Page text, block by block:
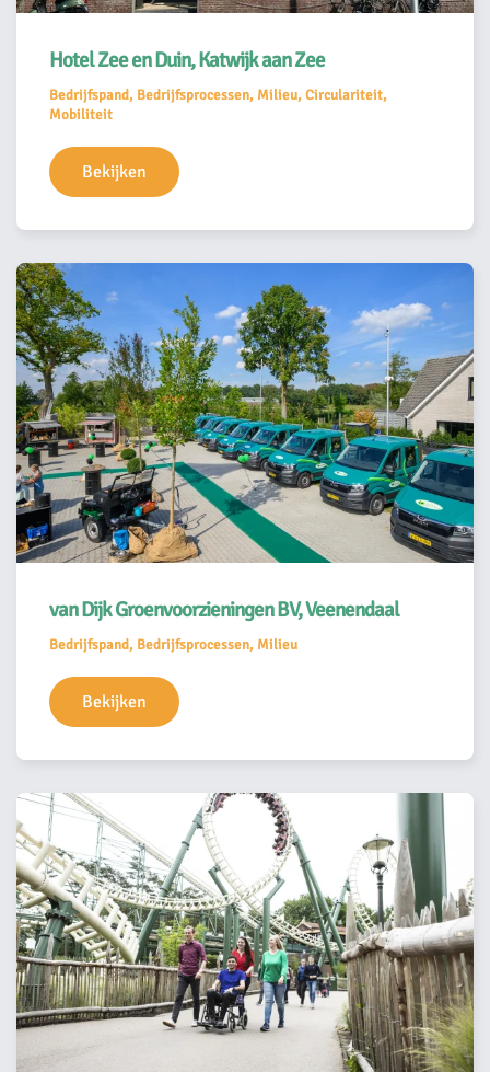
Hotel Zee en Duin, Katwijk aan Zee
Bedrijfspand, Bedrijfsprocessen, Milieu, Circulariteit,
Mobiliteit
Bekijken
van Dijk Groenvoorzieningen BV, Veenendaal
Bedrijfspand, Bedrijfsprocessen, Milieu
Bekijken